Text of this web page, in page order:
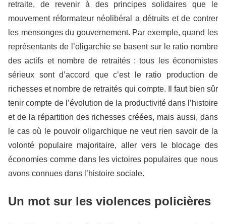
retraite, de revenir à des principes solidaires que le
mouvement réformateur néolibéral a détruits et de contrer
les mensonges du gouvernement. Par exemple, quand les
représentants de l’oligarchie se basent sur le ratio nombre
des actifs et nombre de retraités : tous les économistes
sérieux sont d’accord que c’est le ratio production de
richesses et nombre de retraités qui compte. Il faut bien sûr
tenir compte de l’évolution de la productivité dans l’histoire
et de la répartition des richesses créées, mais aussi, dans
le cas où le pouvoir oligarchique ne veut rien savoir de la
volonté populaire majoritaire, aller vers le blocage des
économies comme dans les victoires populaires que nous
avons connues dans l’histoire sociale.
Un mot sur les violences policières